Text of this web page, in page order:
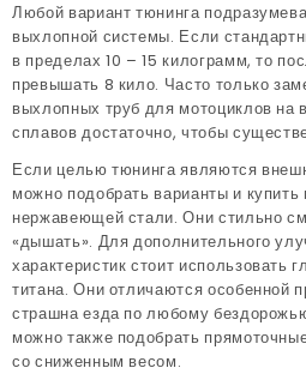
Любой вариант тюнинга
выхлопной системы. Если
в пределах 10 – 15 килограмм, то
превышать 8 кило. Часто только
выхлопных труб для мотоциклов на
сплавов достаточно, чтобы
Если целью тюнинга являются
можно подобрать варианты и
нержавеющей стали. Они стильно
«дышать». Для дополнительного
характеристик стоит использовать
титана. Они отличаются особенной
страшна езда по любому
можно также подобрать
со сниженным весом.